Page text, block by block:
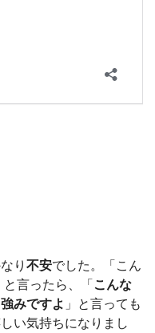
り 不安でした。「こん
言ったら、「こんな
みですよ 」と言っても
い気持ちになりまし